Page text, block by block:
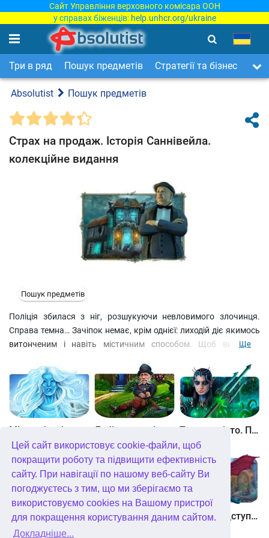
Цей сайт використовує cookie-файли, щоб
покращити роботу та підвищити ефективність
сайту. При навігації по нашому веб-сайту Ви
погоджуєтесь з тим, що ми зберігаємо та
використовуємо cookies на Вашому пристрої
для покращення користування даним сайтом.
Докладніше...
Сайт Управління верховного комісара ООН
у справах біженців: help.unhcr.org/ukraine
Три в ряд Пошук предметів Стратегії та бізнес
Absolutist Пошук предметів
Страх на продаж. Історія Саннівейла.
колекційне видання
Пошук предметів
Поліція збилася з ніг, розшукуючи невловимого злочинця.
Справа темна… Зачіпок немає, крім однієї: лиходій діє якимось
витонченим і навіть містичним способом. Щоб викрасти
можливе? Вирушайте на місце злочину та проведіть власне
розслідування. На шляху до істини на вас чекає маса завдань
на кмітливість і захоплюючих міні-ігор! «Страх продаж. Історія
Саннівейла»
Скачати безкоштовно
Ще
Таємне місто. Підводне царство. колекційне видання
Небесні землі. Пробудження гігантів. колекційне видання Загадки Нью-Йорка. Пробудження. колекційне видання Хімери. Підступи зла. колекційне видання